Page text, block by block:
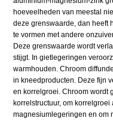
hoeveelheden van meestal
deze grenswaarde, dan heeft
te vormen met andere
Deze grenswaarde wordt
stijgt. In gietlegeringen
warmhouden. Chroom
in kneedproducten. Deze fijn
en korrelgroei. Chroom wordt
korrelstructuur, om
magnesiumlegeringen en om